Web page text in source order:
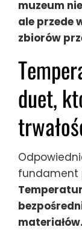
muzeum
ale przede
zbiorów
duet,
fundament
materiałów.